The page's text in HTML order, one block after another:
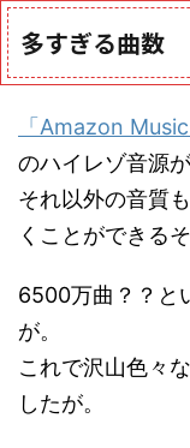
多すぎる曲数
「Amazon Music
のハイレゾ音源
それ以外の音質
くことができるそ
6500万曲？？と
が。
これで沢山色々
したが。